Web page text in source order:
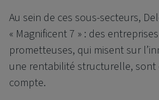
Au sein de ces sous-secteurs,
« Magnificent 7 » : des
prometteuses, qui misent sur
une rentabilité structurelle, sont
compte.